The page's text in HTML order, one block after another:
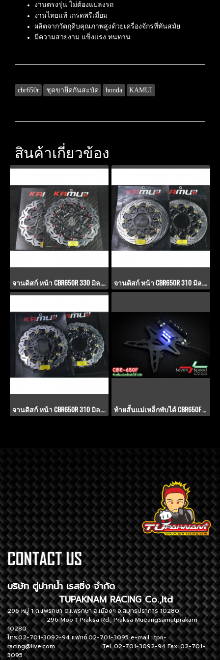
งานตรงรุ่น ไม่ต้องแปลงรถ
งานไทยแท้ เกรดพรีเมี่ยม
ผลิตจากวัตถุดิบคุณภาพสูงด้วยเครื่องจักรที่ทันสมัย
มีความสวยงาม แข็งแรง ทนทาน
cbr650r ชุดขายึดกันสะบัด honda KAMUI
สินค้าเกี่ยวข้อง
จานดิสก์ หน้า CBR650R 330 มิล. POWER-SLOT V.3 จานดิสก์ หน้า CBR650R 310 มิล. POWER-SLOT V.2
จานดิสก์ หน้า CBR650R 310 มิล. POWER-SLOT V.1 ท้ายสั้นแม่เหล็กพับได้ CBR650F พร้อมไฟ LED ส่องป้าย
บริษัท ตู่ปากน้ำ เรสซิ่ง จำกัด
TUPAKNAM RACING Co.,ltd
296 หมู่ 1 ถ.แพรกษา ต.แพรกษา อ.เมืองฯ จ.สมุทรปราการ 10280
296 Moo 1 Praksa Rd., Praksa MueangSamutprakarn
10280
โทร.02-701-3092-94 แฟกซ์.02-701-3095 e-mail :tpn-
racing@live.com Tel. 02-701-3092-94 Fax. 02-701-
3095